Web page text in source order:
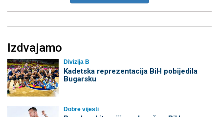
Izdvajamo
Divizija B
Kadetska reprezentacija BiH pobijedila
Bugarsku
Dobre vijesti